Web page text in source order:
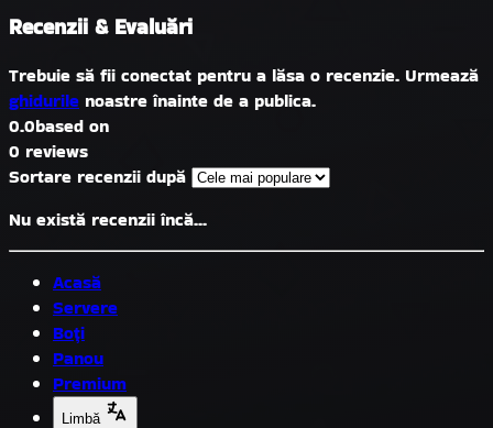
Recenzii & Evaluări
Trebuie să fii conectat pentru a lăsa o recenzie. Urmează
ghidurile noastre înainte de a publica.
0.0based on
0 reviews
Sortare recenzii după
Nu există recenzii încă...
Acasă
Servere
Boți
Panou
Premium
Limbă